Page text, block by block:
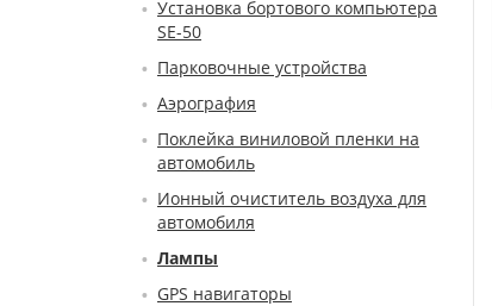
Установка бортового компьютера
SE-50
Парковочные устройства
Аэрография
Поклейка виниловой пленки на
автомобиль
Ионный очиститель воздуха для
автомобиля
Лампы
GPS навигаторы